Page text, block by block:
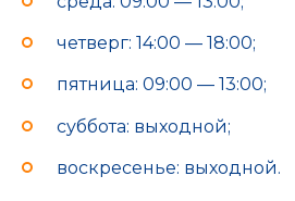
четверг: 14:00 — 18:00;
пятница: 09:00 — 13:00;
суббота: выходной;
воскресенье: выходной.